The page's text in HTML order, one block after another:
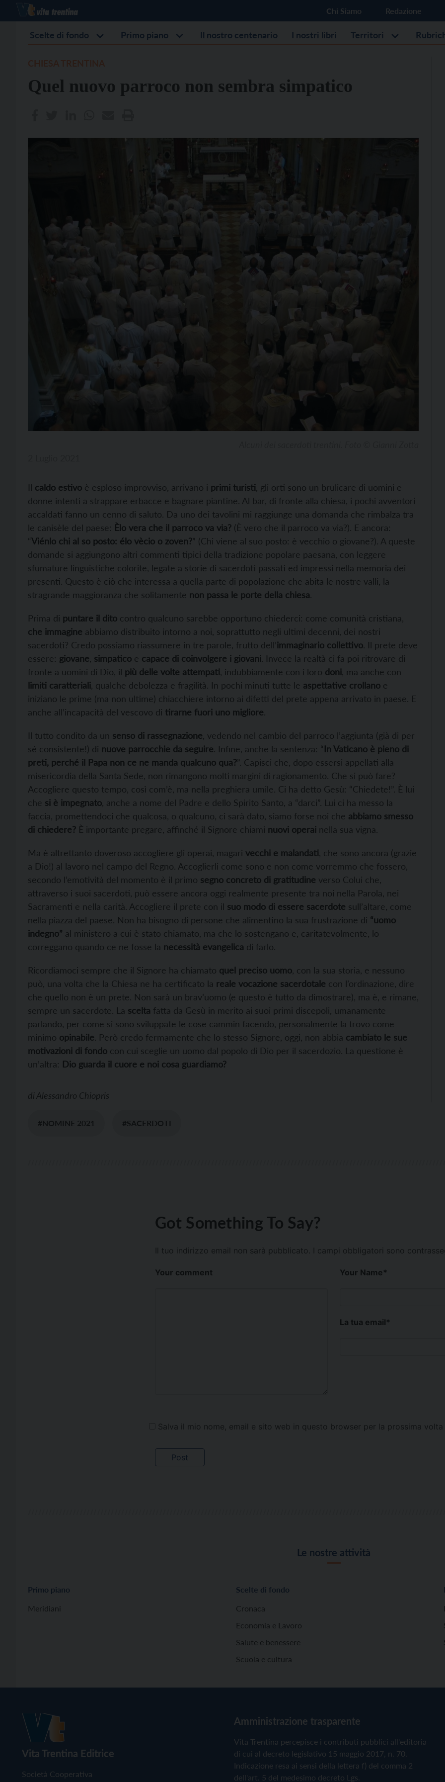
Chi Siamo Redazione
Scelte di fondo Primo piano Il nostro centenario I nostri libri Territori
Quel nuovo parroco non sembra simpatico
Il caldo estivo è esploso improvviso, arrivano i primi turisti, gli orti sono un brulicare di uomini e
donne intenti a strappare erbacce e bagnare piantine. Al bar, di fronte alla chiesa, i pochi avventori
accaldati fanno un cenno di saluto. Da uno dei tavolini mi raggiunge una domanda che rimbalza tra
le canisèle del paese: Èlo vera che il parroco va via? (È vero che il parroco va via?). E ancora:
“Viénlo chi al so posto: élo vècio o zoven?” (Chi viene al suo posto: è vecchio o giovane?). A queste
domande si aggiungono altri commenti tipici della tradizione popolare paesana, con leggere
sfumature linguistiche colorite, legate a storie di sacerdoti passati ed impressi nella memoria dei
presenti. Questo è ciò che interessa a quella parte di popolazione che abita le nostre valli, la
stragrande maggioranza che solitamente non passa le porte della chiesa.
Prima di puntare il dito contro qualcuno sarebbe opportuno chiederci: come comunità cristiana,
che immagine abbiamo distribuito intorno a noi, soprattutto negli ultimi decenni, dei nostri
sacerdoti? Credo possiamo riassumere in tre parole, frutto dell’immaginario collettivo. Il prete deve
essere: giovane, simpatico e capace di coinvolgere i giovani. Invece la realtà ci fa poi ritrovare di
fronte a uomini di Dio, il più delle volte attempati, indubbiamente con i loro doni, ma anche con
limiti caratteriali, qualche debolezza e fragilità. In pochi minuti tutte le aspettative crollano e
iniziano le prime (ma non ultime) chiacchiere intorno ai difetti del prete appena arrivato in paese. E
anche all’incapacità del vescovo di tirarne fuori uno migliore.
Il tutto condito da un senso di rassegnazione, vedendo nel cambio del parroco l’aggiunta (già di per
sé consistente!) di nuove parrocchie da seguire. Infine, anche la sentenza: “In Vaticano è pieno di
preti, perché il Papa non ce ne manda qualcuno qua?”. Capisci che, dopo essersi appellati alla
misericordia della Santa Sede, non rimangono molti margini di ragionamento. Che si può fare?
Accogliere questo tempo, così com’è, ma nella preghiera umile. Ci ha detto Gesù: “Chiedete!”. È lui
che si è impegnato, anche a nome del Padre e dello Spirito Santo, a “darci”. Lui ci ha messo la
faccia, promettendoci che qualcosa, o qualcuno, ci sarà dato, siamo forse noi che abbiamo smesso
di chiedere? È importante pregare, affinché il Signore chiami nuovi operai nella sua vigna.
Ma è altrettanto doveroso accogliere gli operai, magari vecchi e malandati, che sono ancora (grazie
a Dio!) al lavoro nel campo del Regno. Accoglierli come sono e non come vorremmo che fossero,
secondo l’emotività del momento è il primo segno concreto di gratitudine verso Colui che,
attraverso i suoi sacerdoti, può essere ancora oggi realmente presente tra noi nella Parola, nei
Sacramenti e nella carità. Accogliere il prete con il suo modo di essere sacerdote sull’altare, come
nella piazza del paese. Non ha bisogno di persone che alimentino la sua frustrazione di “uomo
indegno” al ministero a cui è stato chiamato, ma che lo sostengano e, caritatevolmente, lo
correggano quando ce ne fosse la necessità evangelica di farlo.
Ricordiamoci sempre che il Signore ha chiamato quel preciso uomo, con la sua storia, e nessuno
può, una volta che la Chiesa ne ha certificato la reale vocazione sacerdotale con l’ordinazione, dire
che quello non è un prete. Non sarà un brav’uomo (e questo è tutto da dimostrare), ma è, e rimane,
sempre un sacerdote. La scelta fatta da Gesù in merito ai suoi primi discepoli, umanamente
parlando, per come si sono sviluppate le cose cammin facendo, personalmente la trovo come
minimo opinabile. Però credo fermamente che lo stesso Signore, oggi, non abbia cambiato le sue
motivazioni di fondo con cui sceglie un uomo dal popolo di Dio per il sacerdozio. La questione è
un’altra: Dio guarda il cuore e noi cosa guardiamo?
diAlessandro Chiopris
#NOMINE 2021 #SACERDOTI
Got Something To Say?
Il tuo indirizzo email non sarà pubblicato. I campi obbligatori sono
Your comment Your Name*
La tua email*
Salva il mio nome, email e sito web in questo browser per la prossima
Le nostre attività
Primo piano
Meridiani
Scelte di fondo
Cronaca
Economia e Lavoro
Salute e benessere
Scuola e cultura
Vita Trentina Editrice
Società Cooperativa
Amministrazione trasparente
Vita Trentina percepisce i contributi pubblici all'editoria
di cui al decreto legislativo 15 maggio 2017, n. 70.
Indicazione resa ai sensi della lettera f) del comma 2
dell'art. 5 del medesimo decreto Lgs.